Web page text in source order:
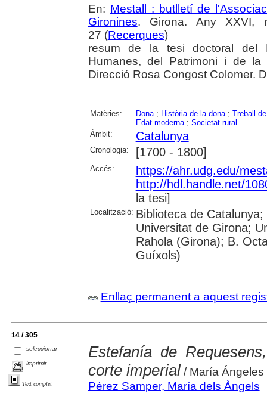
En: Mestall : butlletí de
Gironines. Girona. Any XXVI,
27 (Recerques)
resum de la tesi doctoral del
Humanes, del Patrimoni i de
Direcció Rosa Congost Colomer.
Matèries: Dona; Història de la dona; Treball
Edat moderna; Societat rural
Àmbit:
Catalunya
Cronologia: [1700 - 1800]
Accés:
https://ahr.udg.edu/
http://hdl.handle.net/
la tesi]
Localització: Biblioteca de
Universitat de Girona;
Rahola (Girona); B.
Guíxols)
Enllaç permanent a aquest
14 / 305
seleccionar
imprimir
Text complet
Estefanía de
corte imperial/ María Ángeles
Pérez Samper, María dels Àngels